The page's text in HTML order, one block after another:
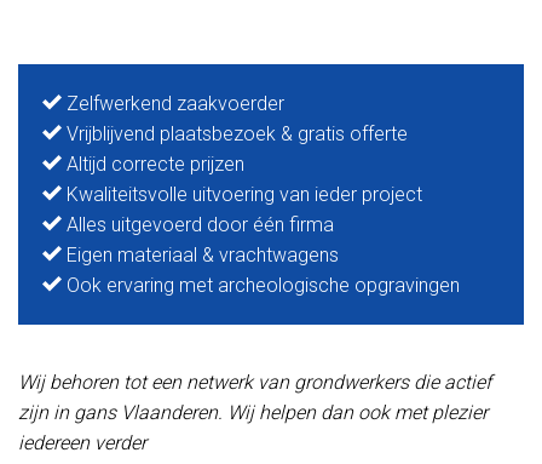
Zelfwerkend zaakvoerder
Vrijblijvend plaatsbezoek & gratis offerte
Altijd correcte prijzen
Kwaliteitsvolle uitvoering van ieder project
Alles uitgevoerd door één firma
Eigen materiaal & vrachtwagens
Ook ervaring met archeologische opgravingen
Wij behoren tot een netwerk van grondwerkers die actief
zijn in gans Vlaanderen. Wij helpen dan ook met plezier
iedereen verder